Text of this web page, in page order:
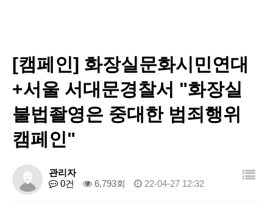
[캠페인] 화장실문화시민연대
+서울 서대문경찰서 "화장실
불법좔영​은 중대한 범죄행위
캠페인"
관리자
0건
6,793회 22-04-27 12:32